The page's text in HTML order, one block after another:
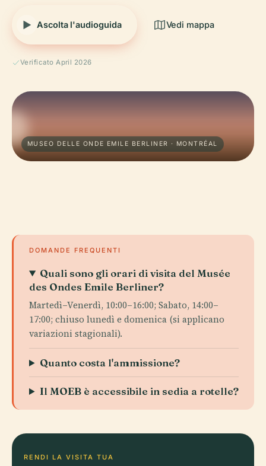
Ascolta l'audioguida Vedi mappa
Verificato April 2026
MUSEO DELLE ONDE EMILE BERLINER · MONTRÉAL
DOMANDE FREQUENTI
Quali sono gli orari di visita del Musée
des Ondes Emile Berliner?
Martedì–Venerdì, 10:00–16:00; Sabato, 14:00–
17:00; chiuso lunedì e domenica (si applicano
variazioni stagionali).
Quanto costa l'ammissione?
Il MOEB è accessibile in sedia a rotelle?
RENDI LA VISITA TUA